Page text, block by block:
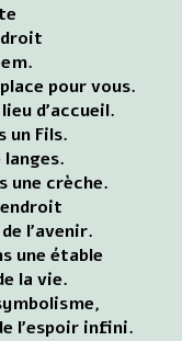
pour vous.
d'accueil.
un Fils.
une crèche.
l'avenir.
une étable
la vie.
l'espoir infini.